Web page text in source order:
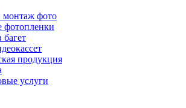
монтаж фото
фотопленки
продукция
услуги